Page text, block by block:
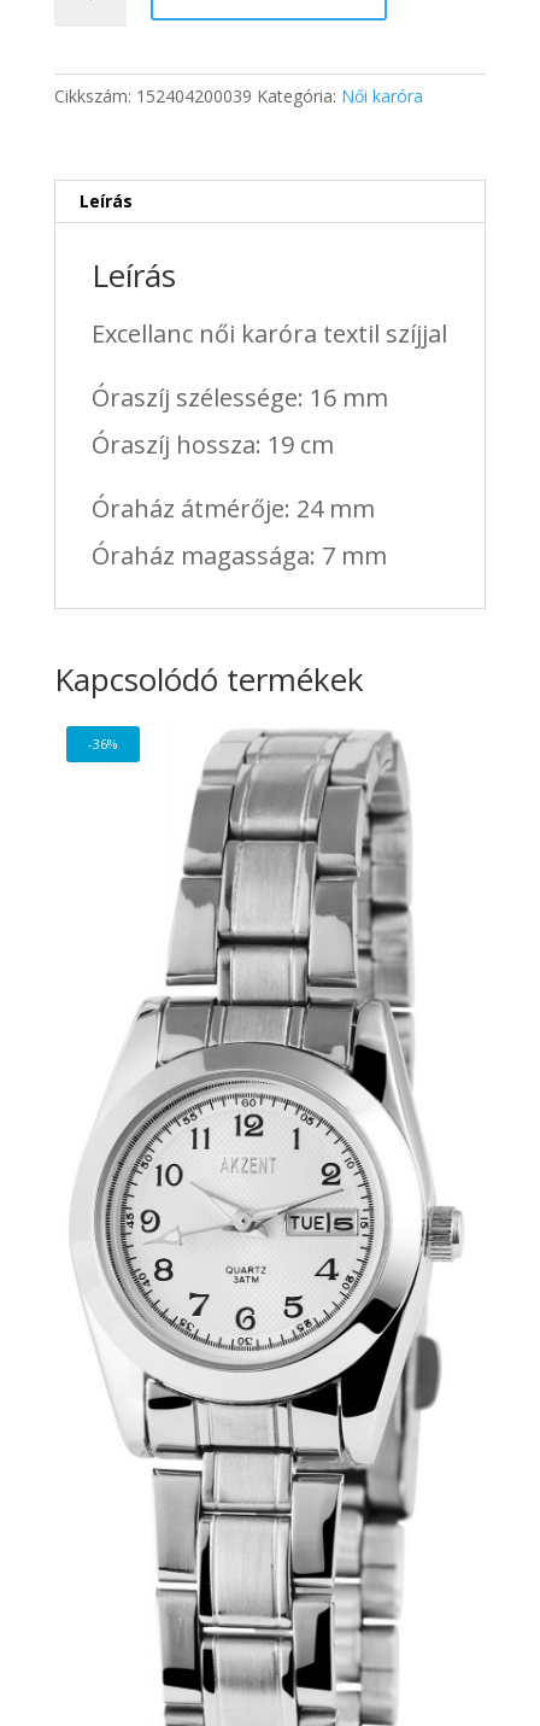
600 Ft. 561 Ft.
szíjjal
Cikkszám: 152404200039 Kategória: Női karóra
Leírás
Leírás
Excellanc női karóra textil szíjjal
Óraszíj szélessége: 16 mm
Óraszíj hossza: 19 cm
Óraház átmérője: 24 mm
Óraház magassága: 7 mm
Kapcsolódó termékek
-36%